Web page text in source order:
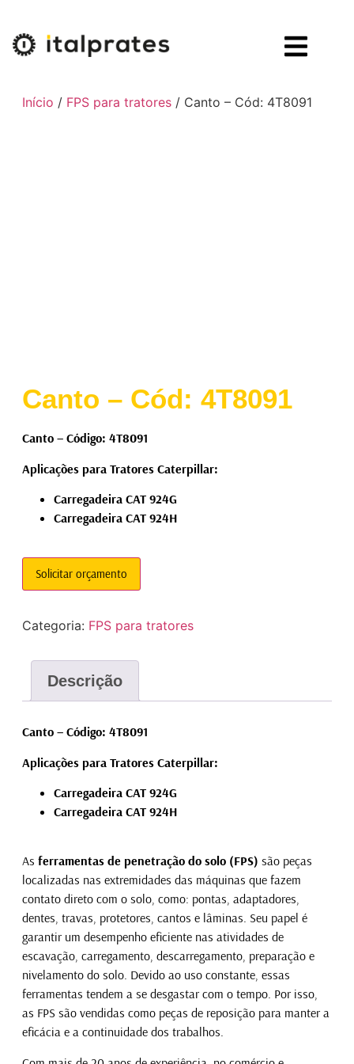
Início / FPS para tratores/ Canto – Cód: 4T8091
Canto – Cód: 4T8091
Canto – Código: 4T8091
Aplicações para Tratores Caterpillar:
Carregadeira CAT 924G
Carregadeira CAT 924H
Solicitar orçamento
Categoria: FPS para tratores
Descrição
Canto – Código: 4T8091
Aplicações para Tratores Caterpillar:
Carregadeira CAT 924G
Carregadeira CAT 924H
As ferramentas de penetração do solo (FPS) são peças
localizadas nas extremidades das máquinas que fazem
contato direto com o solo, como: pontas, adaptadores,
dentes, travas, protetores, cantos e lâminas. Seu papel é
garantir um desempenho eficiente nas atividades de
escavação, carregamento, descarregamento, preparação e
nivelamento do solo. Devido ao uso constante, essas
ferramentas tendem a se desgastar com o tempo. Por isso,
as FPS são vendidas como peças de reposição para manter a
eficácia e a continuidade dos trabalhos.